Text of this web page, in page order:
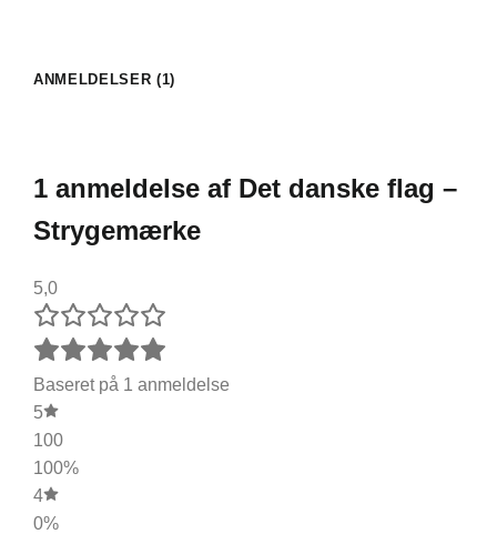
ANMELDELSER (1)
1 anmeldelse af Det danske flag –
Strygemærke
5,0
Baseret på 1 anmeldelse
5
100
100%
4
0%